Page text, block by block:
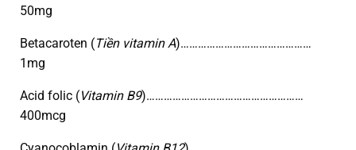
50mg
Betacaroten (Tiền vitamin A)………………………………………
1mg
Acid folic (Vitamin B9)………………………………………………
400mcg